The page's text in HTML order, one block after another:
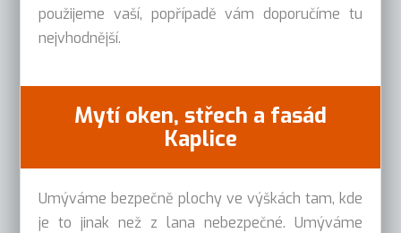
použijeme vaší, popřípadě vám doporučíme tu
nejvhodnější.
Mytí oken, střech a fasád
Kaplice
Umýváme bezpečně plochy ve výškách tam, kde
je to jinak než z lana nebezpečné. Umýváme